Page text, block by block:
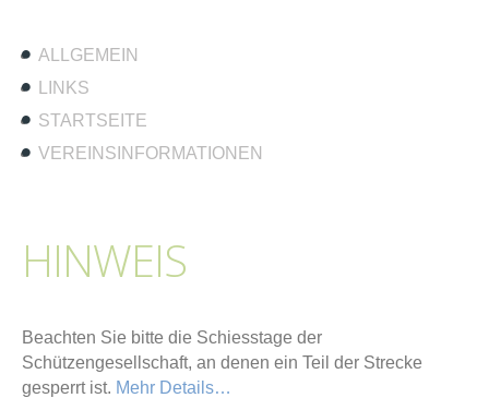
ALLGEMEIN
LINKS
STARTSEITE
VEREINSINFORMATIONEN
HINWEIS
Beachten Sie bitte die Schiesstage der
Schützengesellschaft, an denen ein Teil der Strecke
gesperrt ist. Mehr Details…